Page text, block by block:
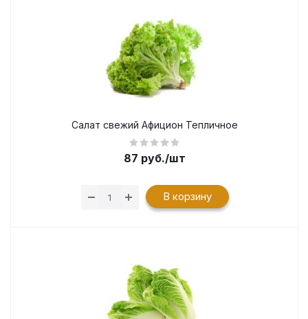
Салат свежий Афицион Тепличное
87 руб./шт
В корзину